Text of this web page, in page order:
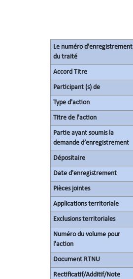
Le numéro d'enregistrement
du traité
Accord Titre
Participant (s) de
Type d'action
Titre de l'action
Partie ayant soumis la
demande d’enregistrement
Dépositaire
Date d'enregistrement
Pièces jointes
Applications territoriale
Exclusions territoriales
Numéro du volume pour
l'action
Document RTNU
Rectificatif/Additif/Note